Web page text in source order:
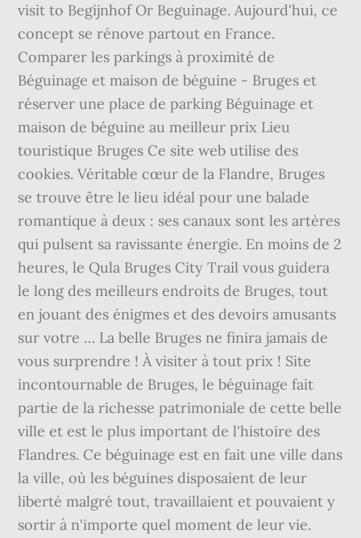
visit to Begijnhof Or Beguinage. Aujourd'hui, ce
concept se rénove partout en France.
Comparer les parkings à proximité de
Béguinage et maison de béguine - Bruges et
réserver une place de parking Béguinage et
maison de béguine au meilleur prix Lieu
touristique Bruges Ce site web utilise des
cookies. Véritable cœur de la Flandre, Bruges
se trouve être le lieu idéal pour une balade
romantique à deux : ses canaux sont les artères
qui pulsent sa ravissante énergie. En moins de 2
heures, le Qula Bruges City Trail vous guidera
le long des meilleurs endroits de Bruges, tout
en jouant des énigmes et des devoirs amusants
sur votre … La belle Bruges ne finira jamais de
vous surprendre ! À visiter à tout prix ! Site
incontournable de Bruges, le béguinage fait
partie de la richesse patrimoniale de cette belle
ville et est le plus important de l'histoire des
Flandres. Ce béguinage est en fait une ville dans
la ville, où les béguines disposaient de leur
liberté malgré tout, travaillaient et pouvaient y
sortir à n'importe quel moment de leur vie.